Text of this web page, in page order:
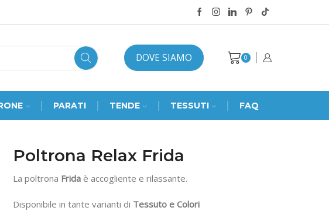
DOVE SIAMO 0
PARATI TENDE TESSUTI FAQ
Poltrona Relax Frida
La poltrona Frida è accogliente e rilassante.
Disponibile in tante varianti di Tessuto e Colori